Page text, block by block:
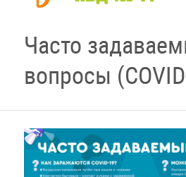
Часто
вопросы